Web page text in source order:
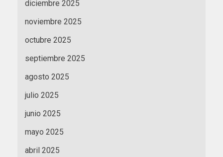
diciembre 2025
noviembre 2025
octubre 2025
septiembre 2025
agosto 2025
julio 2025
junio 2025
mayo 2025
abril 2025